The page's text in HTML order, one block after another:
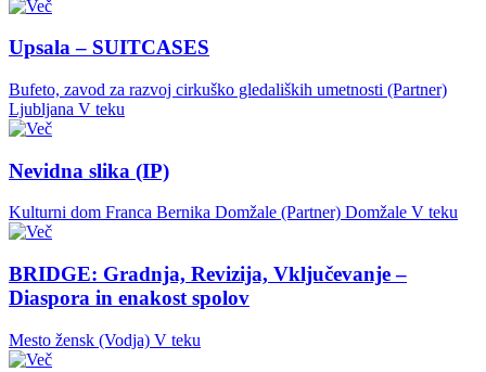
Upsala – SUITCASES
Bufeto, zavod za razvoj cirkuško gledaliških umetnosti (Partner)
Ljubljana V teku
Nevidna slika (IP)
Kulturni dom Franca Bernika Domžale (Partner) Domžale V teku
BRIDGE: Gradnja, Revizija, Vključevanje –
Diaspora in enakost spolov
Mesto žensk (Vodja) V teku